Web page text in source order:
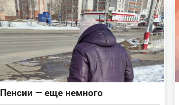
Пенсии — еще немного